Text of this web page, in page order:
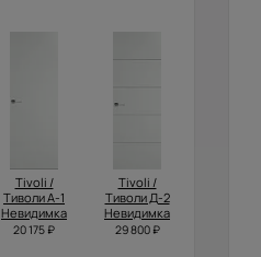
Tivoli /
Тиволи А-1
Невидимка
20 175 ₽
Tivoli /
Тиволи Д-2
Невидимка
29 800 ₽